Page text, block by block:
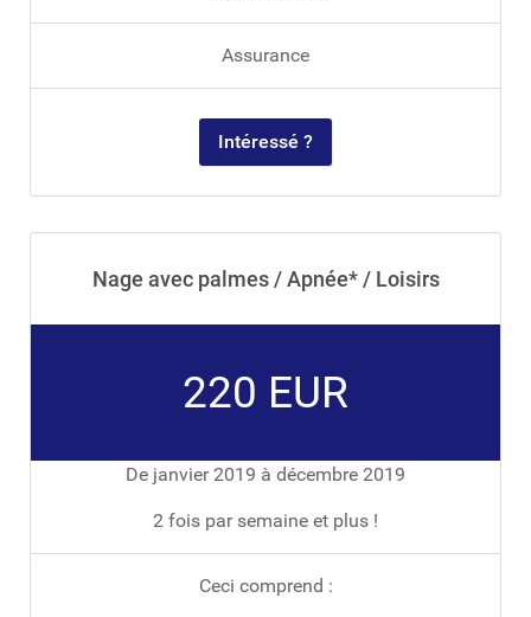
Assurance
Intéressé ?
Nage avec palmes / Apnée* / Loisirs
220 EUR
De janvier 2019 à décembre 2019
2 fois par semaine et plus !
Ceci comprend :